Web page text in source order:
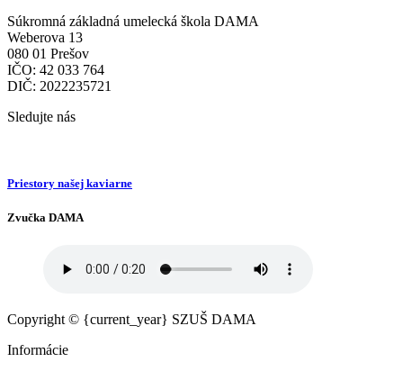
Súkromná základná umelecká škola DAMA
Weberova 13
080 01 Prešov
IČO: 42 033 764
DIČ: 2022235721
Sledujte nás
Priestory našej kaviarne
Zvučka DAMA
Copyright © {current_year} SZUŠ DAMA
Informácie